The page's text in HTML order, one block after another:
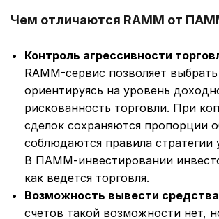
Чем отличаются RAMM от
Контроль агрессивности
RAMM-сервис позволяет
ориентируясь на уровень
рискованность торговли. При
сделок сохраняются пропорции
соблюдаются правила стратегии
В ПАММ-инвестировании
как ведется торговля.
Возможность вывести
счетов такой возможности нет,